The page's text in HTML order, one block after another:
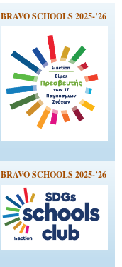
BRAVO SCHOOLS 2025-’26
BRAVO SCHOOLS 2025-’26